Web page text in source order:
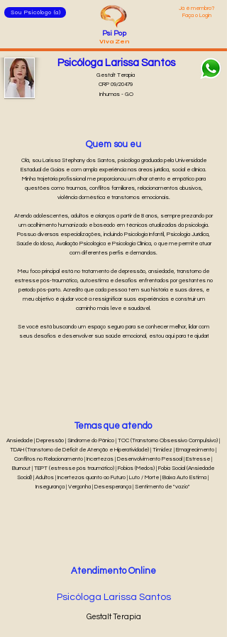
Sou Psicólogo (a)
Já é membro?
Faça o Login
Psi Pop
Viva Zen
Psicóloga Larissa Santos
CRP 09/20479
Inhumas - GO
Gestalt Terapia
Quem sou eu
Olá, sou Larissa Stephany dos Santos, psicóloga graduada pela Universidade
Estadual de Goiás e com ampla experiência nas áreas jurídica, social e clínica.
Minha trajetória profissional me proporcionou um olhar atento e empático para
questões como traumas, conflitos familiares, relacionamentos abusivos,
violência doméstica e transtornos emocionais.
Atendo adolescentes, adultos e crianças a partir de 8 anos, sempre prezando por
um acolhimento humanizado e baseado em técnicas atualizadas da psicologia.
Possuo diversas especializações, incluindo Psicologia Infantil, Psicologia Jurídica,
Saúde do Idoso, Avaliação Psicológica e Psicologia Clínica, o que me permite atuar
com diferentes perfis e demandas.
Meu foco principal está no tratamento de depressão, ansiedade, transtorno de
estresse pós-traumático, autoestima e desafios enfrentados por gestantes no
período pós-parto. Acredito que cada pessoa tem sua história e suas dores, e
meu objetivo é ajudar você a ressignificar suas experiências e construir um
caminho mais leve e saudável.
Se você está buscando um espaço seguro para se conhecer melhor, lidar com
seus desafios e desenvolver sua saúde emocional, estou aqui para te ajudar!
Ansiedade | Depressão | Síndrome do Pânico | TOC (Transtorno Obsessivo Compulsivo) |
TDAH (Transtorno de Déficit de Atenção e Hiperatividade) | Timidez | Emagrecimento |
Conflitos no Relacionamento | Incertezas | Desenvolvimento Pessoal | Estresse |
Burnout | TEPT (estresse pós traumático) | Fobias (Medos) | Fobia Social (Ansiedade
Social) | Adultos | Incertezas quanto ao Futuro | Luto / Morte | Baixa Auto Estima |
Insegurança | Vergonha | Desesperança | Sentimento de "vazio"
Temas que atendo
Atendimento Online
Psicóloga Larissa Santos
Gestalt Terapia